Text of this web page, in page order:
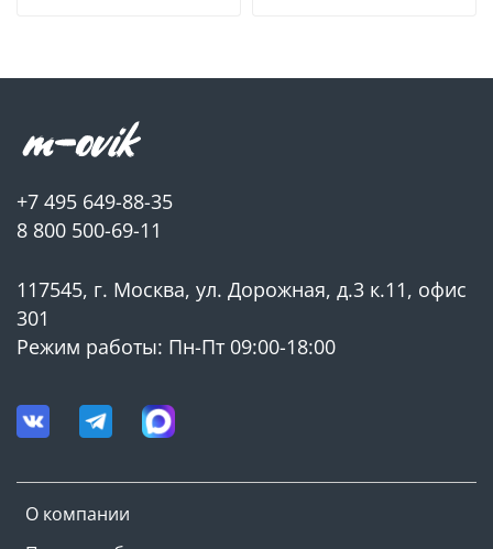
О компании
+7 495 649-88-35
8 800 500-69-11
117545, г. Москва, ул. Дорожная, д.3 к.11, офис
301
Режим работы: Пн-Пт 09:00-18:00